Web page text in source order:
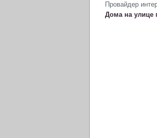
Провайдер
Дома на